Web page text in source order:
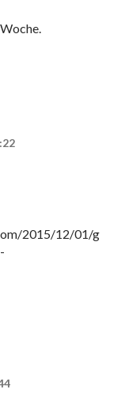
2015/12/01/g